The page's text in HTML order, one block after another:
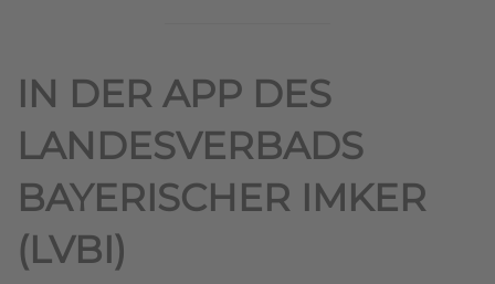
IN DER APP DES
LANDESVERBADS
BAYERISCHER IMKER
(LVBI)